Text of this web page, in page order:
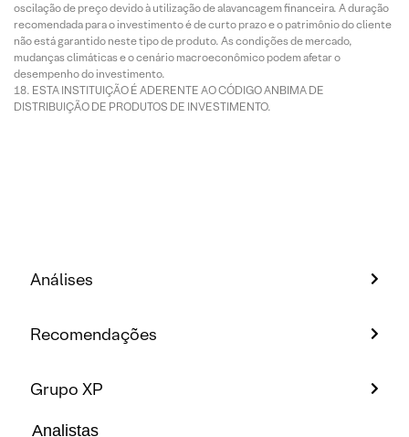
oscilação de preço devido à utilização de alavancagem financeira. A duração
recomendada para o investimento é de curto prazo e o patrimônio do cliente
não está garantido neste tipo de produto. As condições de mercado,
mudanças climáticas e o cenário macroeconômico podem afetar o
desempenho do investimento.
ESTA INSTITUIÇÃO É ADERENTE AO CÓDIGO ANBIMA DE
DISTRIBUIÇÃO DE PRODUTOS DE INVESTIMENTO.
Análises
Recomendações
Grupo XP
Analistas